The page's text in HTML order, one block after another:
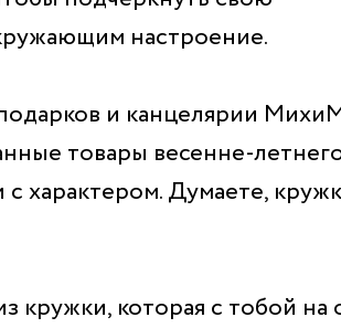
настроение.
и канцелярии
товары весенне-
характером. Думаете,
кружки, которая с тобой на